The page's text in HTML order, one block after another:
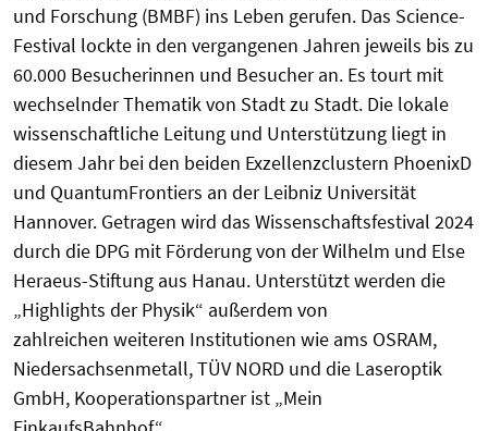
und Forschung (BMBF) ins Leben gerufen. Das Science-
Festival lockte in den vergangenen Jahren jeweils bis zu
60.000 Besucherinnen und Besucher an. Es tourt mit
wechselnder Thematik von Stadt zu Stadt. Die lokale
wissenschaftliche Leitung und Unterstützung liegt in
diesem Jahr bei den beiden Exzellenzclustern PhoenixD
und QuantumFrontiers an der Leibniz Universität
Hannover. Getragen wird das Wissenschaftsfestival 2024
durch die DPG mit Förderung von der Wilhelm und Else
Heraeus-Stiftung aus Hanau. Unterstützt werden die
„Highlights der Physik“ außerdem von
zahlreichen weiteren Institutionen wie ams OSRAM,
Niedersachsenmetall, TÜV NORD und die Laseroptik
GmbH, Kooperationspartner ist „Mein